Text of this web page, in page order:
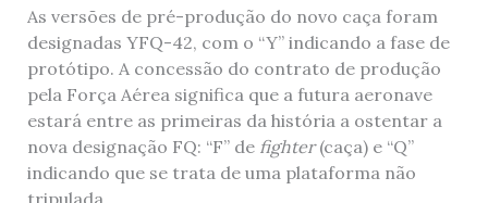
As versões de pré-produção do novo caça foram
designadas YFQ-42, com o “Y” indicando a fase de
protótipo. A concessão do contrato de produção
pela Força Aérea significa que a futura aeronave
estará entre as primeiras da história a ostentar a
nova designação FQ: “F” de fighter(caça) e “Q”
indicando que se trata de uma plataforma não